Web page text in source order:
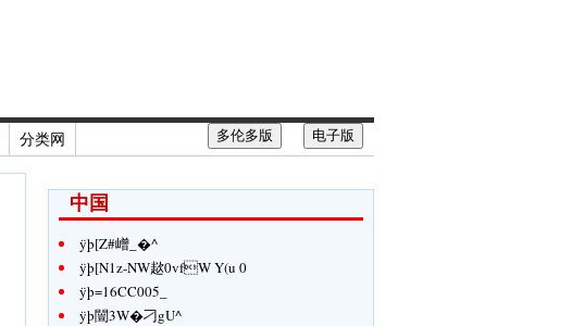
分类网 电子版
多伦多版
中国
ÿþ[Z#嶒_�^
ÿþ[N1z-N W趑 0vfW Y(u 0
ÿþ=16CC005_
ÿþ闓3W�刁gU^